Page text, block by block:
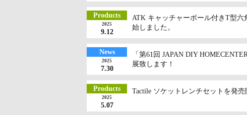
Products
2025
9.12
ATK キャッチャーボール付きT型六
始しました。
News
2025
7.30
「第61回 JAPAN DIY
展致します！
Products
2025
5.07
Tactile ソケットレンチセットを発売